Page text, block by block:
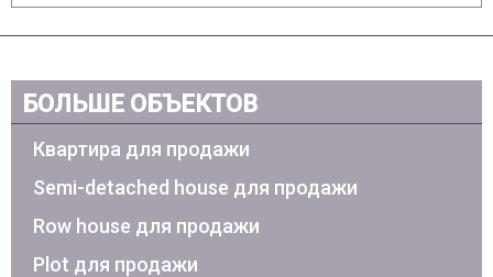
БОЛЬШЕ ОБЪЕКТОВ
Квартира для продажи
Semi-detached house для продажи
Row house для продажи
Plot для продажи